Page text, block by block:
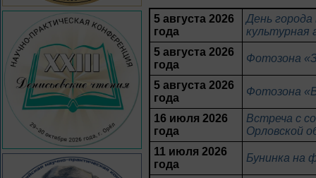
5 августа 2026
года
День
культурная
5 августа 2026
года
Фотозона
5 августа 2026
года
Фотозона
16 июля 2026
года
Встреча с
Орловской
11 июля 2026
года
Бунинка на